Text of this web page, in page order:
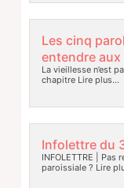
Les cinq
entendre
La vieillesse n’est
chapitreLire plus…
Infolettre du
INFOLETTRE | Pas
paroissiale ? Lire